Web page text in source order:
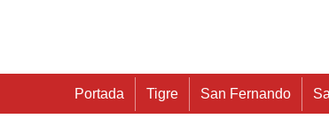
Portada Tigre San Fernando